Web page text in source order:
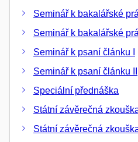
Seminář k bakalářské
Seminář k bakalářské
Seminář k psaní článku I
Seminář k psaní článku II
Speciální přednáška
Státní závěrečná
Státní závěrečná